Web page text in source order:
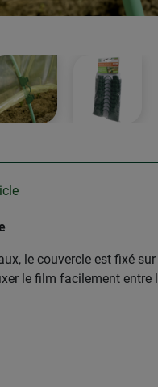
le couvercle est fixé
le film facilement entre